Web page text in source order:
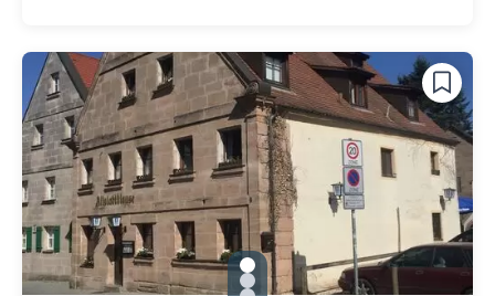
gallery.slide_selector
Zu Slide 1 wechseln